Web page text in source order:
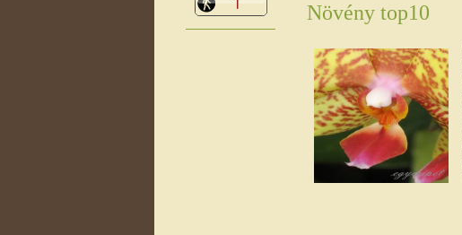
Növény top10